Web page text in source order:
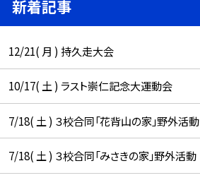
新着記事
12/21( 月 ) 持久走大会
10/17( 土 ) ラスト崇仁記念大運動会
7/18( 土 ) ３校合同「花背山の家」野外活動
7/18( 土 ) ３校合同「みさきの家」野外活動